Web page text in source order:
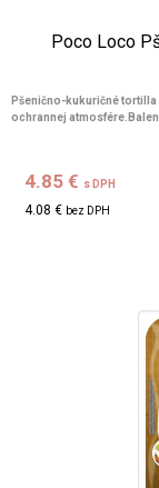
Poco Loco
Pšenično-kukuričné tortilla
ochrannej
4.85 € s DPH
4.08 € bez DPH